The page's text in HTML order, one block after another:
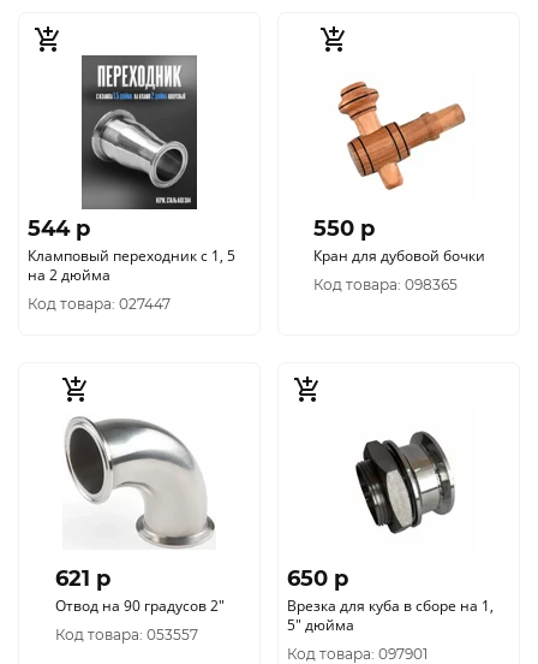
544 p
Кламповый переходник с 1, 5
на 2 дюйма
Код товара: 027447
550 p
Кран для дубовой бочки
Код товара: 098365
621 p
Отвод на 90 градусов 2"
Код товара: 053557
650 p
Врезка для куба в сборе на 1,
5" дюйма
Код товара: 097901